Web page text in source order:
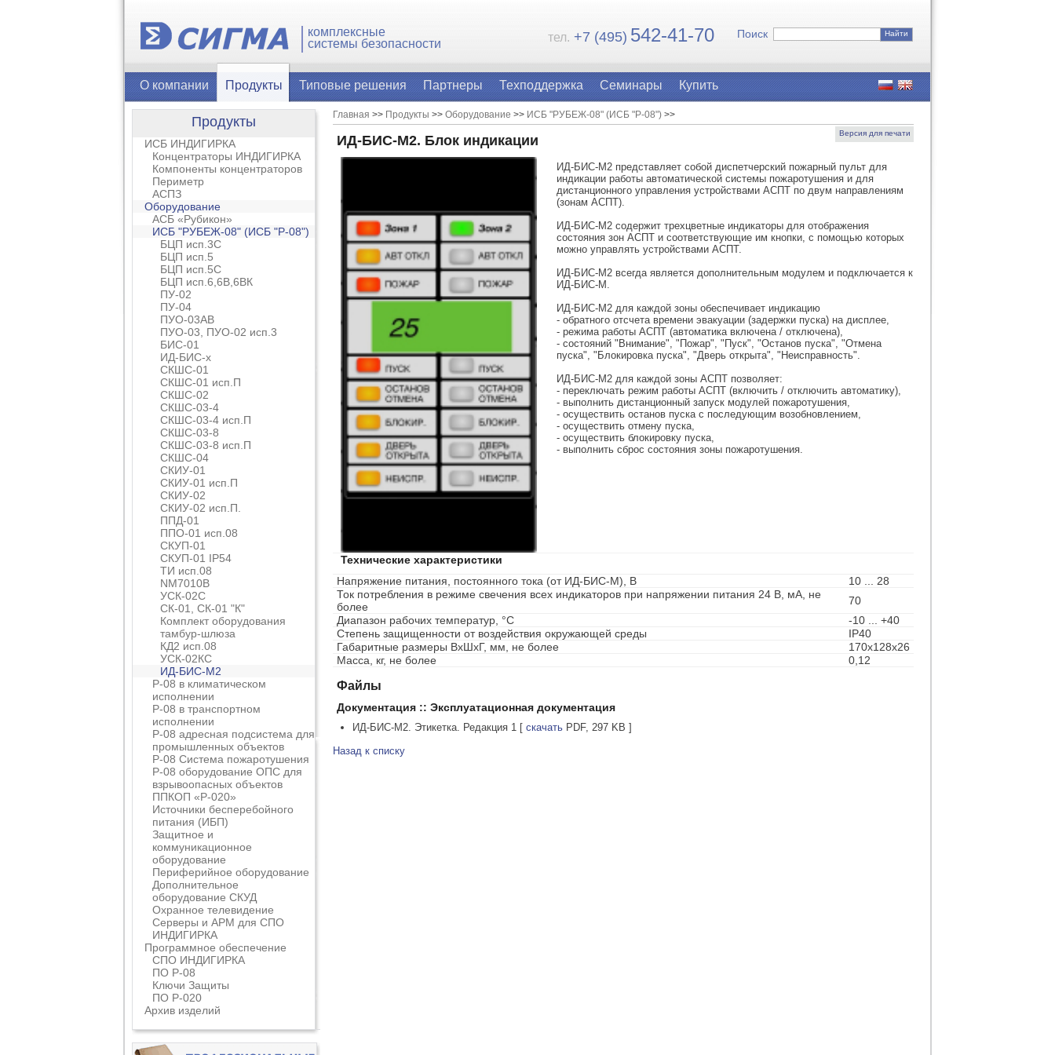
комплексные
системы безопасности
тел. +7 (495) 542-41-70 Поиск Найти
О компании Продукты Типовые решения Партнеры Техподдержка Семинары Купить
Продукты
ИСБ ИНДИГИРКА
Концентраторы ИНДИГИРКА
Компоненты концентраторов
Периметр
АСПЗ
Оборудование
АСБ «Рубикон»
ИСБ "РУБЕЖ-08" (ИСБ "Р-08")
БЦП исп.3С
БЦП исп.5
БЦП исп.5С
БЦП исп.6,6В,6ВК
ПУ-02
ПУ-04
ПУО-03АВ
ПУО-03, ПУО-02 исп.3
БИС-01
ИД-БИС-х
СКШС-01
СКШС-01 исп.П
СКШС-02
СКШС-03-4
СКШС-03-4 исп.П
СКШС-03-8
СКШС-03-8 исп.П
СКШС-04
СКИУ-01
СКИУ-01 исп.П
СКИУ-02
СКИУ-02 исп.П.
ППД-01
ППО-01 исп.08
СКУП-01
СКУП-01 IP54
ТИ исп.08
NM7010B
УСК-02С
СК-01, СК-01 "К"
Комплект оборудования
тамбур-шлюза
КД2 исп.08
УСК-02КС
ИД-БИС-М2
Р-08 в климатическом
исполнении
Р-08 в транспортном
исполнении
Р-08 адресная подсистема для
промышленных объектов
Р-08 Система пожаротушения
Р-08 оборудование ОПС для
взрывоопасных объектов
ППКОП «Р-020»
Источники бесперебойного
питания (ИБП)
Защитное и
коммуникационное
оборудование
Периферийное оборудование
Дополнительное
оборудование СКУД
Охранное телевидение
Серверы и АРМ для СПО
ИНДИГИРКА
Программное обеспечение
СПО ИНДИГИРКА
ПО Р-08
Ключи Защиты
ПО Р-020
Архив изделий
Главная >> Продукты >> Оборудование >> ИСБ "РУБЕЖ-08" (ИСБ "Р-08") >>
Версия для печати
ИД-БИС-М2. Блок индикации
ИД-БИC-М2 представляет собой диспетчерский пожарный пульт для
индикации работы автоматической системы пожаротушения и для
дистанционного управления устройствами АСПТ по двум направлениям
(зонам АСПТ).
ИД-БИC-М2 содержит трехцветные индикаторы для отображения
состояния зон АСПТ и соответствующие им кнопки, с помощью которых
можно управлять устройствами АСПТ.
ИД-БИC-М2 всегда является дополнительным модулем и подключается к
ИД-БИС-М.
ИД-БИC-М2 для каждой зоны обеспечивает индикацию
- обратного отсчета времени эвакуации (задержки пуска) на дисплее,
- режима работы АСПТ (автоматика включена / отключена),
- состояний "Внимание", "Пожар", "Пуск", "Останов пуска", "Отмена
пуска", "Блокировка пуска", "Дверь открыта", "Неисправность".
ИД-БИC-М2 для каждой зоны АСПТ позволяет:
- переключать режим работы АСПТ (включить / отключить автоматику),
- выполнить дистанционный запуск модулей пожаротушения,
- осуществить останов пуска с последующим возобновлением,
- осуществить отмену пуска,
- осуществить блокировку пуска,
- выполнить сброс состояния зоны пожаротушения.
Технические характеристики
Напряжение питания, постоянного тока (от ИД-БИС-М), В
10 ... 28
Ток потребления в режиме свечения всех индикаторов при напряжении питания 24 В, мА, не
более
70
Диапазон рабочих температур, °С
-10 ... +40
Степень защищенности от воздействия окружающей среды
IP40
Габаритные размеры ВхШхГ, мм, не более
170x128x26
Масса, кг, не более
0,12
Файлы
Документация :: Эксплуатационная документация
ИД-БИС-М2. Этикетка. Редакция 1 [ скачать PDF, 297 KB ]
Назад к списку